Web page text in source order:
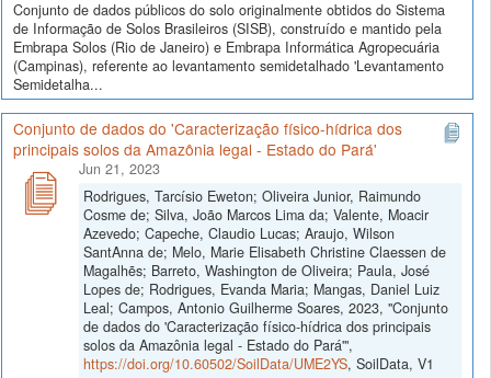
Conjunto de dados públicos do solo originalmente obtidos do Sistema
de Informação de Solos Brasileiros (SISB), construído e mantido pela
Embrapa Solos (Rio de Janeiro) e Embrapa Informática Agropecuária
(Campinas), referente ao levantamento semidetalhado 'Levantamento
Semidetalha...
Conjunto de dados do 'Caracterização físico-hídrica dos
principais solos da Amazônia legal - Estado do Pará'
Jun 21, 2023
Rodrigues, Tarcísio Eweton; Oliveira Junior, Raimundo
Cosme de; Silva, João Marcos Lima da; Valente, Moacir
Azevedo; Capeche, Claudio Lucas; Araujo, Wilson
SantAnna de; Melo, Marie Elisabeth Christine Claessen de
Magalhẽs; Barreto, Washington de Oliveira; Paula, José
Lopes de; Rodrigues, Evanda Maria; Mangas, Daniel Luiz
Leal; Campos, Antonio Guilherme Soares, 2023, "Conjunto
de dados do 'Caracterização físico-hídrica dos principais
solos da Amazônia legal - Estado do Pará'",
https://doi.org/10.60502/SoilData/UME2YS, SoilData, V1